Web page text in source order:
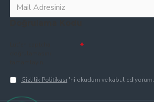
Gizlilik Politikası 'ni okudum ve kabul ediyorum.